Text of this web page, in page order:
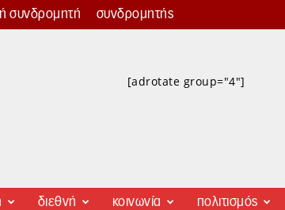
συνδρομητή συνδρομητής
[adrotate group="4"]
διεθνή κοινωνία πολιτισμός